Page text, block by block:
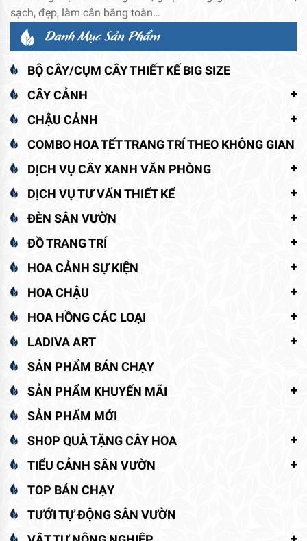
sạch, đẹp, làm cân bằng toàn…
Danh Mục Sản Phẩm
BỘ CÂY/CỤM CÂY THIẾT KẾ BIG SIZE
CÂY CẢNH
CHẬU CẢNH
COMBO HOA TẾT TRANG TRÍ THEO KHÔNG GIAN
DỊCH VỤ CÂY XANH VĂN PHÒNG
DỊCH VỤ TƯ VẤN THIẾT KẾ
ĐÈN SÂN VƯỜN
ĐỒ TRANG TRÍ
HOA CẢNH SỰ KIỆN
HOA CHẬU
HOA HỒNG CÁC LOẠI
LADIVA ART
SẢN PHẨM BÁN CHẠY
SẢN PHẨM KHUYẾN MÃI
SẢN PHẨM MỚI
SHOP QUÀ TẶNG CÂY HOA
TIỂU CẢNH SÂN VƯỜN
TOP BÁN CHẠY
TƯỚI TỰ ĐỘNG SÂN VƯỜN